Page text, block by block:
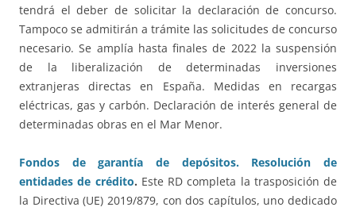
tendrá el deber de solicitar la declaración de concurso.
Tampoco se admitirán a trámite las solicitudes de concurso
necesario. Se amplía hasta finales de 2022 la suspensión
de la liberalización de determinadas inversiones
extranjeras directas en España. Medidas en recargas
eléctricas, gas y carbón. Declaración de interés general de
determinadas obras en el Mar Menor.
Fondos de garantía de depósitos. Resolución de
entidades de crédito. Este RD completa la trasposición de
la Directiva (UE) 2019/879, con dos capítulos, uno dedicado